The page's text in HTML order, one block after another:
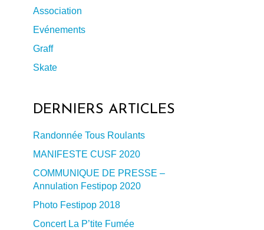
Association
Evénements
Graff
Skate
DERNIERS ARTICLES
Randonnée Tous Roulants
MANIFESTE CUSF 2020
COMMUNIQUE DE PRESSE –
Annulation Festipop 2020
Photo Festipop 2018
Concert La P’tite Fumée